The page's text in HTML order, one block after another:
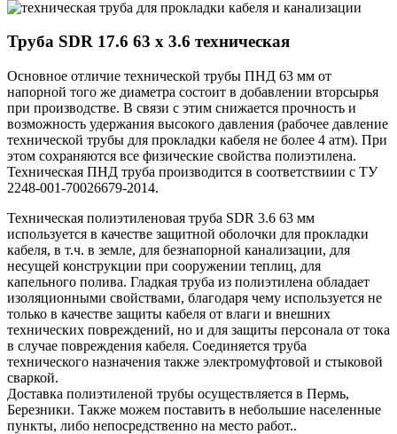
Труба SDR 17.6 63 х 3.6 техническая
Основное отличие технической трубы ПНД 63 мм от
напорной того же диаметра состоит в добавлении вторсырья
при производстве. В связи с этим снижается прочность и
возможность удержания высокого давления (рабочее давление
технической трубы для прокладки кабеля не более 4 атм). При
этом сохраняются все физические свойства полиэтилена.
Техническая ПНД труба производится в соответствиии с ТУ
2248-001-70026679-2014.
Техническая полиэтиленовая труба SDR 3.6 63 мм
используется в качестве защитной оболочки для прокладки
кабеля, в т.ч. в земле, для безнапорной канализации, для
несущей конструкции при сооружении теплиц, для
капельного полива. Гладкая труба из полиэтилена обладает
изоляционными свойствами, благодаря чему используется не
только в качестве защиты кабеля от влаги и внешних
технических повреждений, но и для защиты персонала от тока
в случае повреждения кабеля. Соединяется труба
технического назначения также электромуфтовой и стыковой
сваркой.
Доставка полиэтиленой трубы осуществляется в Пермь,
Березники. Также можем поставить в небольшие населенные
пункты, либо непосредственно на место работ..